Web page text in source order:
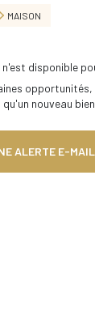
MAISON
n'est disponible
opportunités,
nouveau
ALERTE E-MAIL